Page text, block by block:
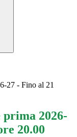
27 - Fino al 21
2026-
20.00